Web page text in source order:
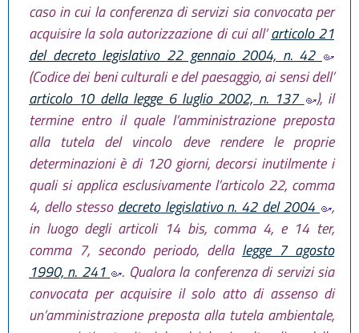
caso in cui la conferenza di servizi sia convocata per
acquisire la sola autorizzazione di cui all’articolo 21
del decreto legislativo 22 gennaio 2004, n. 42
(Codice dei beni culturali e del paesaggio, ai sensi dell’
articolo 10 della legge 6 luglio 2002, n. 137
), il
termine entro il quale l’amministrazione preposta
alla tutela del vincolo deve rendere le proprie
determinazioni è di 120 giorni, decorsi inutilmente i
quali si applica esclusivamente l’articolo 22, comma
4, dello stesso decreto legislativo n. 42 del 2004
,
in luogo degli articoli 14 bis, comma 4, e 14 ter,
comma 7, secondo periodo, della legge 7 agosto
1990, n. 241
. Qualora la conferenza di servizi sia
convocata per acquisire il solo atto di assenso di
un’amministrazione preposta alla tutela ambientale,